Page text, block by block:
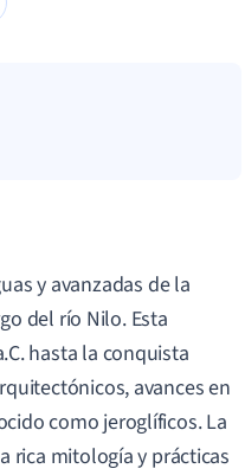
y avanzadas de la
del río Nilo. Esta
hasta la conquista
avances en
como jeroglíficos. La
rica mitología y prácticas